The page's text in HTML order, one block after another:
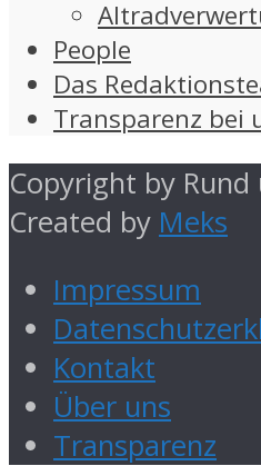
People
Das
Transparenz bei
Copyright by Rund
Created by Meks
Impressum
Kontakt
Über uns
Transparenz